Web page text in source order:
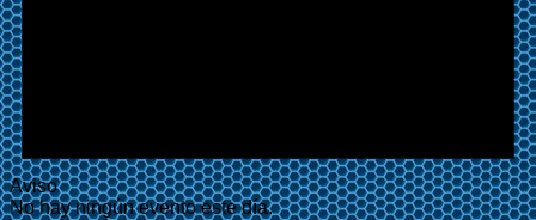
Aviso
No hay ningún evento este día.